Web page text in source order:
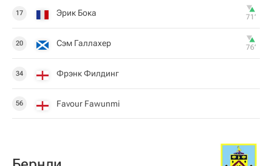
17 Эрик Бока 71‎’‎
20 Сэм Галлахер 76‎’‎
34 Фрэнк Филдинг
56 Favour Fawunmi